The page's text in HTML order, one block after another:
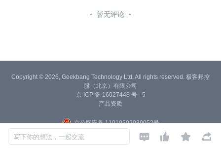
暂无评论
写下你的想法，一起交流    
Copyright © 2026, Geekbang Technology Ltd. All rights reserved. 极客邦控
股（北京）有限公司
京 ICP 备 16027448 号 - 5
产品资质
京公网安备 11010502039052号